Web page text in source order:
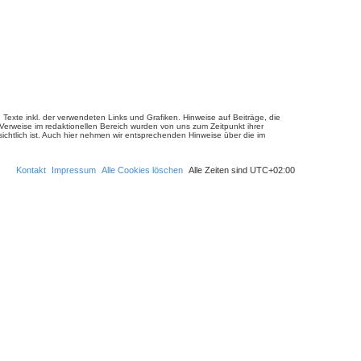
inkl. der verwendeten Links und Grafiken. Hinweise auf Beiträge, die
im redaktionellen Bereich wurden von uns zum Zeitpunkt ihrer
ist. Auch hier nehmen wir entsprechenden Hinweise über die im
Alle Zeiten sind UTC+02:00
Alle Cookies löschen
Impressum
Kontakt